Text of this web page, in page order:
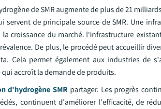
de SMR augmente de plus de 21
de principale source de SMR. Une
croissance du marché. l'infrastructure
De plus, le procédé peut accueillir
Cela permet également aux industries de
accroît la demande de produits.
d'hydrogène SMR partager. Les progrès
continuent d'améliorer l'efficacité, de